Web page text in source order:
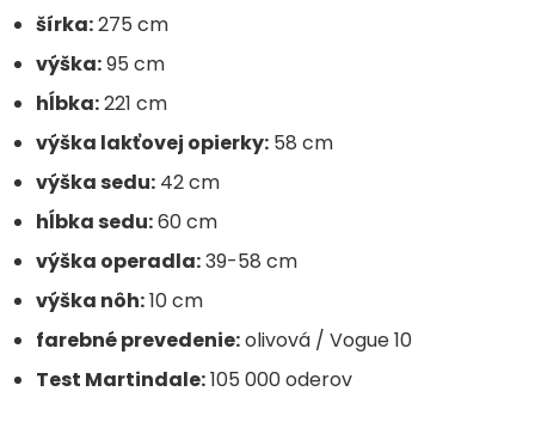
šírka:275 cm
výška:95 cm
hĺbka:221 cm
výška lakťovej opierky: 58 cm
výška sedu: 42 cm
hĺbka sedu:60 cm
výška operadla:39-58 cm
výška nôh:10 cm
farebné prevedenie:olivová / Vogue 10
Test Martindale:105 000 oderov